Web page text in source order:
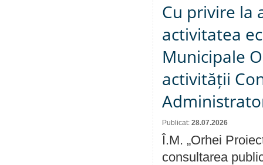
Cu privire la
activitatea
Municipale
activității
Publicat: 28.07.2026
Î.M. „Orhei
consultarea